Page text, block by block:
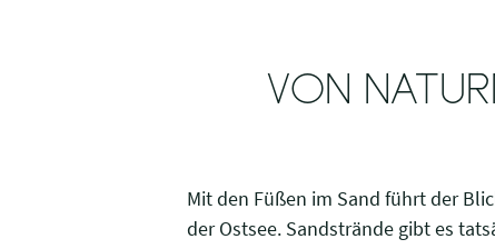
h
VON
Mit den Füßen im Sand führt der
der Ostsee. Sandstrände gibt es